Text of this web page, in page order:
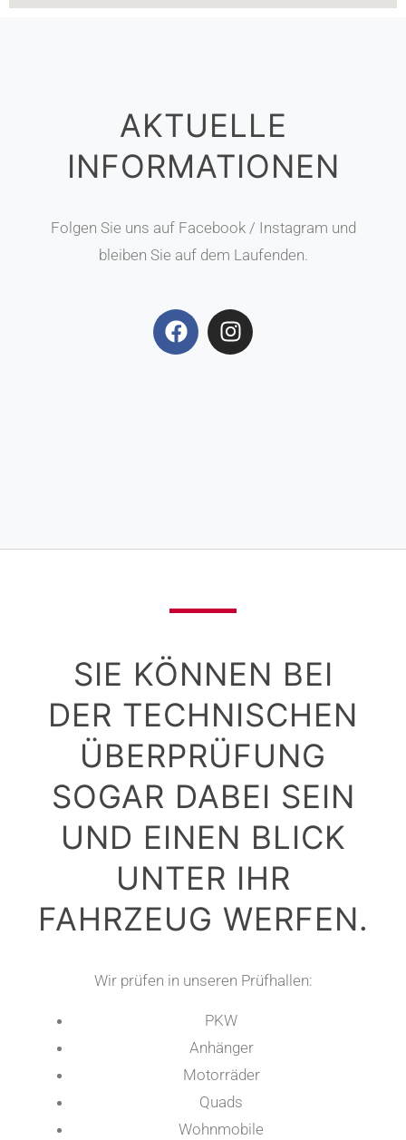
AKTUELLE
INFORMATIONEN
Folgen Sie uns auf Facebook / Instagram und
bleiben Sie auf dem Laufenden.
SIE KÖNNEN BEI
DER TECHNISCHEN
ÜBERPRÜFUNG
SOGAR DABEI SEIN
UND EINEN BLICK
UNTER IHR
FAHRZEUG WERFEN.
Wir prüfen in unseren Prüfhallen:
PKW
Anhänger
Motorräder
Quads
Wohnmobile